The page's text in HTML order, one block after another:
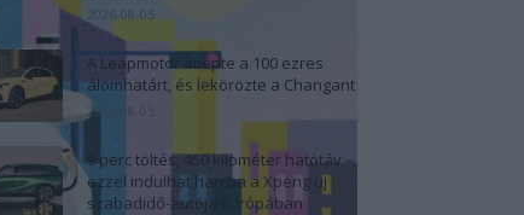
2026-08-05
A Leapmotor átlépte a 100 ezres
álomhatárt, és lekörözte a Changant
2026-08-05
9 perc töltés, 450 kilométer hatótáv –
ezzel indulhat harcba a Xpeng új
szabadidő-autója Európában